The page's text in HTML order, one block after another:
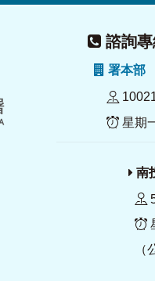
諮詢專
署本
星期
南
（